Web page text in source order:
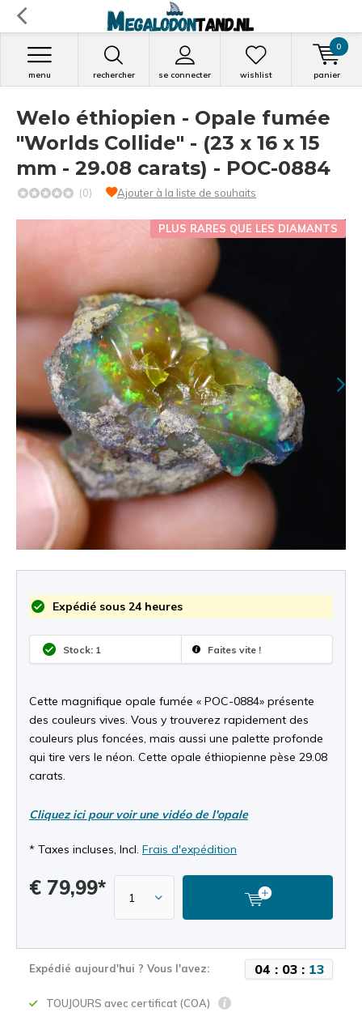
rechercher se connecter
menu wishlist panier
0
Welo éthiopien - Opale fumée
"Worlds Collide" - (23 x 16 x 15
mm - 29.08 carats) - POC-0884
(0) Ajouter à la liste de souhaits
PLUS RARES QUE LES DIAMANTS
Expédié sous 24 heures
Stock: 1 Faites vite !
Cette magnifique opale fumée « POC-0884» présente
des couleurs vives. Vous y trouverez rapidement des
couleurs plus foncées, mais aussi une palette profonde
qui tire vers le néon. Cette opale éthiopienne pèse 29.08
carats.
Cliquez ici pour voir une vidéo de l'opale
* Taxes incluses, Incl. Frais d'expédition
€ 79,99*
Expédié aujourd'hui ? Vous l'avez: 04 : 03: 12
TOUJOURS avec certificat (COA)